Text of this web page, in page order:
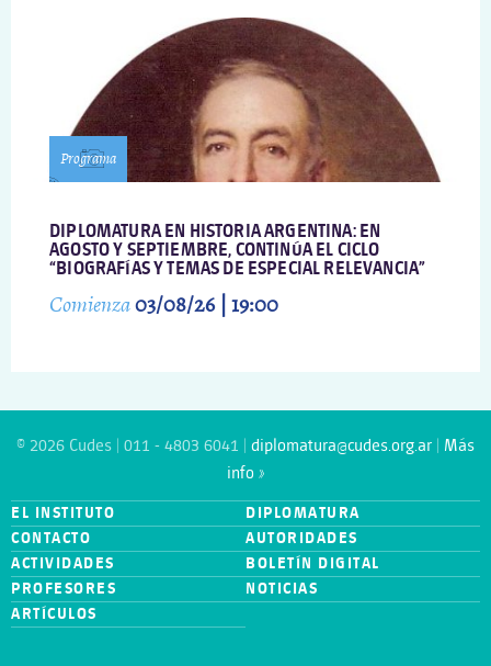
Programa
DIPLOMATURA EN HISTORIA ARGENTINA: EN
AGOSTO Y SEPTIEMBRE, CONTINÚA EL CICLO
“BIOGRAFÍAS Y TEMAS DE ESPECIAL RELEVANCIA”
Comienza03/08/26 | 19:00
© 2026 Cudes | 011 - 4803 6041 | diplomatura@cudes.org.ar
Más
info »
EL INSTITUTO
DIPLOMATURA
CONTACTO
AUTORIDADES
ACTIVIDADES
BOLETÍN DIGITAL
PROFESORES
NOTICIAS
ARTÍCULOS